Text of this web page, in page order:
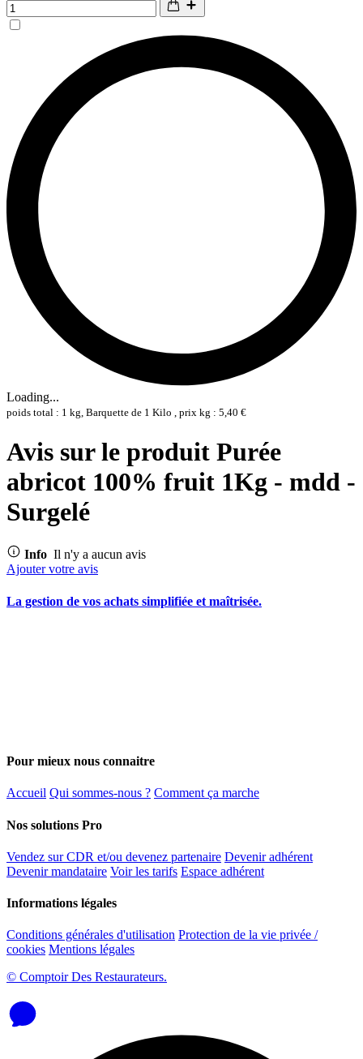
Loading...
poids total : 1 kg, Barquette de 1 Kilo , prix kg : 5,40 €
Avis sur le produit Purée
abricot 100% fruit 1Kg - mdd -
Surgelé
Info Il n'y a aucun avis
Ajouter votre avis
La gestion de vos achats simplifiée et maîtrisée.
Pour mieux nous connaitre
Accueil Qui sommes-nous ? Comment ça marche
Nos solutions Pro
Vendez sur CDR et/ou devenez partenaire Devenir adhérent
Devenir mandataire Voir les tarifs Espace adhérent
Informations légales
Conditions générales d'utilisation Protection de la vie privée /
cookies Mentions légales
© Comptoir Des Restaurateurs.